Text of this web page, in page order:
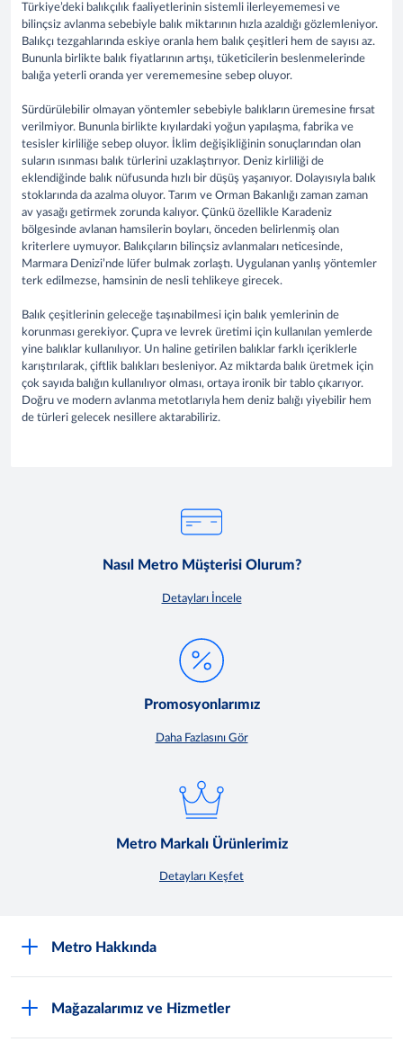
Türkiye’deki balıkçılık faaliyetlerinin sistemli ilerleyememesi ve
bilinçsiz avlanma sebebiyle balık miktarının hızla azaldığı gözlemleniyor.
Balıkçı tezgahlarında eskiye oranla hem balık çeşitleri hem de sayısı az.
Bununla birlikte balık fiyatlarının artışı, tüketicilerin beslenmelerinde
balığa yeterli oranda yer verememesine sebep oluyor.
Sürdürülebilir olmayan yöntemler sebebiyle balıkların üremesine fırsat
verilmiyor. Bununla birlikte kıyılardaki yoğun yapılaşma, fabrika ve
tesisler kirliliğe sebep oluyor. İklim değişikliğinin sonuçlarından olan
suların ısınması balık türlerini uzaklaştırıyor. Deniz kirliliği de
eklendiğinde balık nüfusunda hızlı bir düşüş yaşanıyor. Dolayısıyla balık
stoklarında da azalma oluyor. Tarım ve Orman Bakanlığı zaman zaman
av yasağı getirmek zorunda kalıyor. Çünkü özellikle Karadeniz
bölgesinde avlanan hamsilerin boyları, önceden belirlenmiş olan
kriterlere uymuyor. Balıkçıların bilinçsiz avlanmaları neticesinde,
Marmara Denizi’nde lüfer bulmak zorlaştı. Uygulanan yanlış yöntemler
terk edilmezse, hamsinin de nesli tehlikeye girecek.
Balık çeşitlerinin geleceğe taşınabilmesi için balık yemlerinin de
korunması gerekiyor. Çupra ve levrek üretimi için kullanılan yemlerde
yine balıklar kullanılıyor. Un haline getirilen balıklar farklı içeriklerle
karıştırılarak, çiftlik balıkları besleniyor. Az miktarda balık üretmek için
çok sayıda balığın kullanılıyor olması, ortaya ironik bir tablo çıkarıyor.
Doğru ve modern avlanma metotlarıyla hem deniz balığı yiyebilir hem
de türleri gelecek nesillere aktarabiliriz.
Nasıl Metro Müşterisi Olurum?
Detayları İncele
Promosyonlarımız
Daha Fazlasını Gör
Metro Markalı Ürünlerimiz
Detayları Keşfet
Metro Hakkında
Mağazalarımız ve Hizmetler